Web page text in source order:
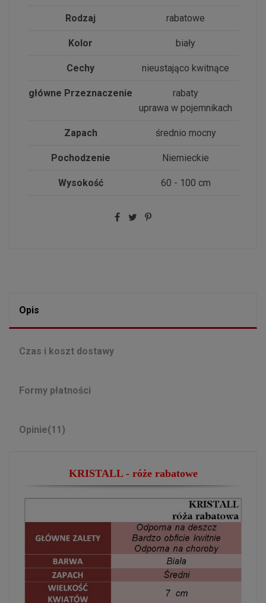
Rodzaj rabatowe
Kolor biały
Cechy nieustająco kwitnące
główne Przeznaczenie
rabaty
uprawa w pojemnikach
Zapach średnio mocny
Pochodzenie Niemieckie
Wysokość 60 - 100 cm
Opis
Czas i koszt dostawy
Formy płatności
Opinie(11)
KRISTALL - różerabatowe